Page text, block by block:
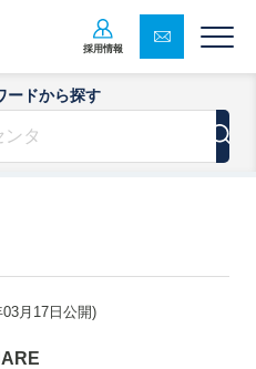
採用情報
ードから探す
月17日公開)